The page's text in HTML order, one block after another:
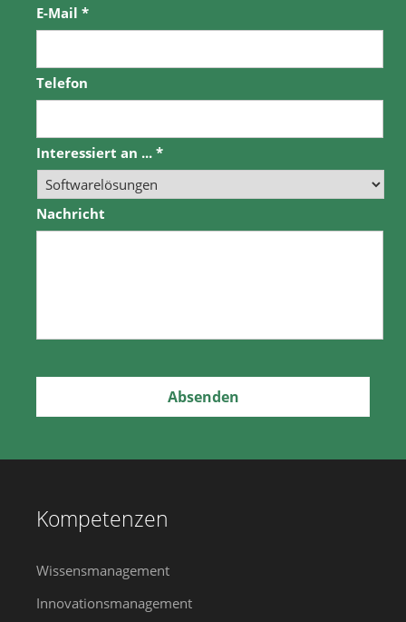
E-Mail *
Telefon
Interessiert an ... *
Nachricht
Kompetenzen
Wissensmanagement
Innovationsmanagement